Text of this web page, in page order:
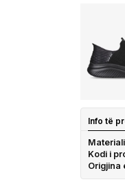
Info të
Materiali
Kodi i
Origjina